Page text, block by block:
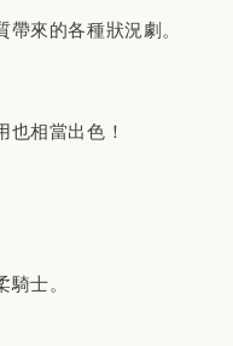
來的各種狀況劇。
也相當出色！
士。